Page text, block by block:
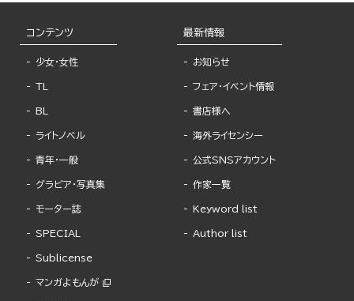
コンテンツ
少女・女性
TL
BL
ライトノベル
青年・一般
グラビア・写真集
モーター誌
SPECIAL
Sublicense
マンガよもんが
最新情報
お知らせ
フェア・イベント情報
書店様へ
海外ライセンシー
公式SNSアカウント
作家一覧
Keyword list
Author list